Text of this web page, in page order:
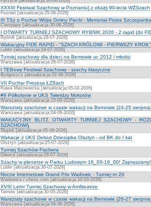
XXXIII Festiwal Szachowy w Poznaniu) z okazji 90-lecia WZSzach
Poznań [aktualizacja:25-06-2026]
III TSz o Puchar Wójta Gminy Piecki - Memoriał Piotra
Cierzpięty [aktualizacja:30-06-2026]
I OTWARTY TURNIEJ SZACHOWY RYBNIK 2026 - 2 rapid (do
Rybnik [aktualizacja:28-07-2026]
Wakacyjny FIDE RAPID - "SZACH KRÓLOWI - PIERWSZY
Lublin [aktualizacja:18-07-2026]
Turniej szachowy dla dzieci na Bemowie ur. 2012 i młodsi
Warszawa [aktualizacja:26-07-2026]
I TEBowy Festiwal Szachowy - szachy klasyczne
Bydgoszcz [aktualizacja:02-08-2026]
VII Puchar Prezesa ŁZSach
Rawa Mazowiecka [aktualizacja:05-02-2026]
#9 Półkolonie w UKS Twierdzy Mokotów
Warszawa [aktualizacja:15-05-2026]
Warsztaty szachowe w czasie wakacji na Bemowie (24-25
Warszawa [aktualizacja:04-06-2026]
WAKACYJNY BLITZ. OTWARTY TURNIEJ SZACHOWY -
SZACHOWĄ
Słupsk [aktualizacja:05-08-2026]
Wakacje z UKS Debiut Dziesiątka Olsztyn - od BK do I kat
Olsztyn [aktualizacja:25-07-2026]
Turniej Szachów Fischera
Gliwice [aktualizacja:28-07-2026]
Szachy w plenerze w Parku Ludowym 16_00-19_00! Zapraszamy!
Lublin [aktualizacja:30-07-2026]
Nocne Internetowe Grand Prix Wadowic - Turniej nr 20
Wadowice / chess.com [aktualizacja:10-03-2026]
XVIII Letni Turniej Szachowy w Amfiteatrze
Tarnów [aktualizacja:30-05-2026]
Warsztaty szachowe w czasie wakacji na Bemowie (26-27
Warszawa [aktualizacja:04-06-2026]